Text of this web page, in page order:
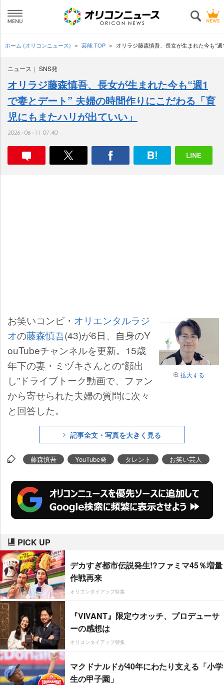
ホーム (オリコンニュース) 芸能 TOP オリラジ藤森慎吾、長女が生まれた今も“
ニュース SNS発
オリラジ藤森慎吾、長女が生まれた今も“週1
で妻とデート” 夫婦の時間作りにこだわる「育
児にもまたハリが出ていい」
2026-06-11 07:40
拡大する
お笑いコンビ・ オリエンタルラジ
オの藤森慎吾(43)が6日、自身のY
ouTubeチャンネルを更新。15歳
年下の妻・ミヅキさんとの“顔出
し”ドライブトーク動画で、ファン
から寄せられた夫婦の質問に次々
と回答した。
記事全文・写真を大きく見る
藤森慎吾 YouTube発 タレント お笑い芸人
PICK UP
デカすぎ都市伝説発生!?ファミマ45％増量
作戦再来
オリコンタイアップ特集
『VIVANT』限定ウオッチ、プロデューサ
ーの感想は
オリコンタイアップ特集
マクドナルドが40年にわたり支える「小学
生の甲子園」